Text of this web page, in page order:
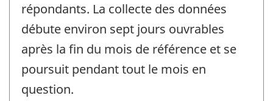
répondants. La collecte des données
débute environ sept jours ouvrables
après la fin du mois de référence et se
poursuit pendant tout le mois en
question.